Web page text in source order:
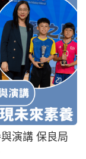
演講 保良局